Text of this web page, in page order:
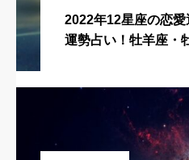
2022年12星座の恋
運勢占い！牡羊座・